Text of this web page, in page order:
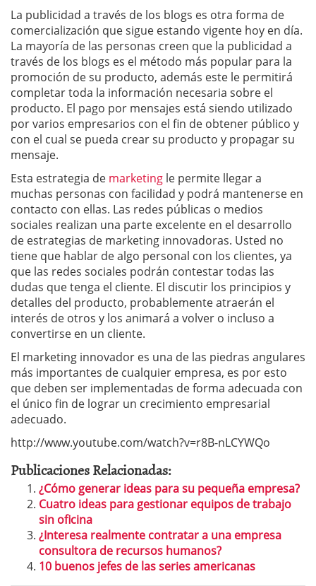
La publicidad a través de los blogs es otra forma de
comercialización que sigue estando vigente hoy en día.
La mayoría de las personas creen que la publicidad a
través de los blogs es el método más popular para la
promoción de su producto, además este le permitirá
completar toda la información necesaria sobre el
producto. El pago por mensajes está siendo utilizado
por varios empresarios con el fin de obtener público y
con el cual se pueda crear su producto y propagar su
mensaje.
Esta estrategia de marketing le permite llegar a
muchas personas con facilidad y podrá mantenerse en
contacto con ellas. Las redes públicas o medios
sociales realizan una parte excelente en el desarrollo
de estrategias de marketing innovadoras. Usted no
tiene que hablar de algo personal con los clientes, ya
que las redes sociales podrán contestar todas las
dudas que tenga el cliente. El discutir los principios y
detalles del producto, probablemente atraerán el
interés de otros y los animará a volver o incluso a
convertirse en un cliente.
El marketing innovador es una de las piedras angulares
más importantes de cualquier empresa, es por esto
que deben ser implementadas de forma adecuada con
el único fin de lograr un crecimiento empresarial
adecuado.
http://www.youtube.com/watch?v=r8B-nLCYWQo
Publicaciones Relacionadas:
¿Cómo generar ideas para su pequeña empresa?
Cuatro ideas para gestionar equipos de trabajo
sin oficina
¿Interesa realmente contratar a una empresa
consultora de recursos humanos?
10 buenos jefes de las series americanas